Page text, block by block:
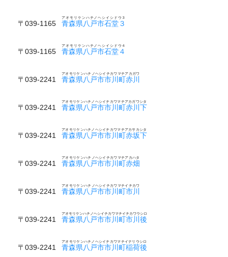
〒039-1165 青森県八戸市石堂３
アオモリケンハチノヘシイシドウ３
〒039-1165 青森県八戸市石堂４
アオモリケンハチノヘシイシドウ４
〒039-2241 青森県八戸市市川町赤川
アオモリケンハチノヘシイチカワマチアカガワ
〒039-2241 青森県八戸市市川町赤川下
アオモリケンハチノヘシイチカワマチアカガワシタ
〒039-2241 青森県八戸市市川町赤坂下
アオモリケンハチノヘシイチカワマチアカサカシタ
〒039-2241 青森県八戸市市川町赤畑
アオモリケンハチノヘシイチカワマチアカハタ
〒039-2241 青森県八戸市市川町市川
アオモリケンハチノヘシイチカワマチイチカワ
〒039-2241 青森県八戸市市川町市川後
アオモリケンハチノヘシイチカワマチイチカワウシロ
〒039-2241 青森県八戸市市川町稲荷後
アオモリケンハチノヘシイチカワマチイナリウシロ